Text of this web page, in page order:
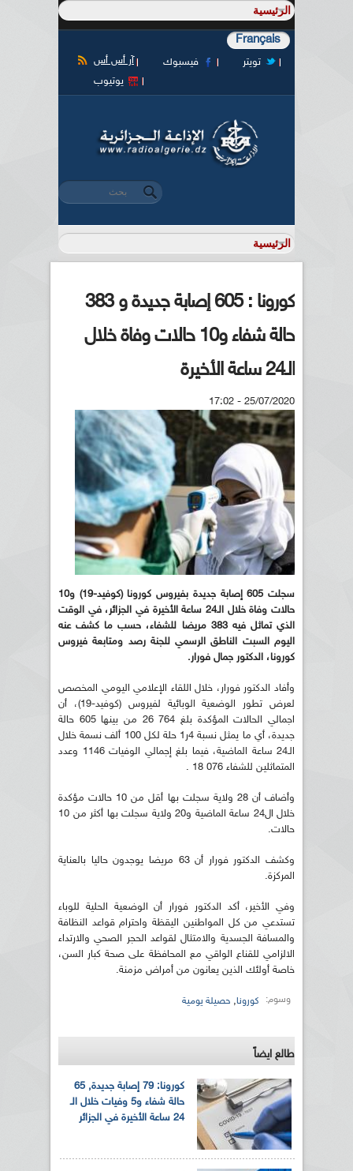
Français
آر أس أس فيسبوك
تويتر
يوتيوب
استمارة البحث
‏بحث ‏
كورونا : 605 إصابة جديدة و 383
حالة شفاء و10 حالات وفاة خلال
الـ24 ساعة الأخيرة
25/07/2020 - 17:02
سجلت 605 إصابة جديدة بفيروس كورونا (كوفيد-19) و10
حالات وفاة خلال الـ24 ساعة الأخيرة في الجزائر، في الوقت
الذي تماثل فيه 383 مريضا للشفاء، حسب ما كشف عنه
اليوم السبت الناطق الرسمي للجنة رصد ومتابعة فيروس
كورونا، الدكتور جمال فورار.
وأفاد الدكتور فورار، خلال اللقاء الإعلامي اليومي المخصص
لعرض تطور الوضعية الوبائية لفيروس (كوفيد-19)، أن
اجمالي الحالات المؤكدة بلغ 764 26 من بينها 605 حالة
جديدة، أي ما يمثل نسبة 4ر1 حلة لكل 100 ألف نسمة خلال
الـ24 ساعة الماضية، فيما بلغ إجمالي الوفيات 1146 وعدد
المتماثلين للشفاء 076 18 .
وأضاف أن 28 ولاية سجلت بها أقل من 10 حالات مؤكدة
خلال ال24 ساعة الماضية و20 ولاية سجلت بها أكثر من 10
حالات.
وكشف الدكتور فورار أن 63 مريضا يوجدون حاليا بالعناية
المركزة.
وفي الأخير، أكد الدكتور فورار أن الوضعية الحلية للوباء
تستدعي من كل المواطنين اليقظة واحترام قواعد النظافة
والمسافة الجسدية والامتثال لقواعد الحجر الصحي والارتداء
الالزامي للقناع الواقي مع المحافظة على صحة كبار السن،
خاصة أولئك الذين يعانون من أمراض مزمنة.
وسوم: كورونا, حصيلة يومية
طالع ايضاً
كورونا: 79 إصابة جديدة, 65
حالة شفاء و5 وفيات خلال الـ
24 ساعة الأخيرة في الجزائر